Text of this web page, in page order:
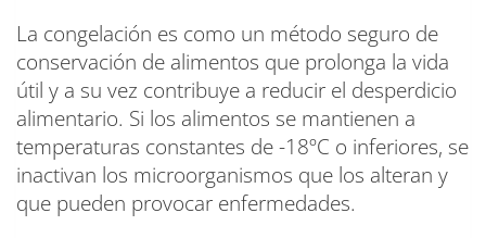
La congelación es como un método seguro de
conservación de alimentos que prolonga la vida
útil y a su vez contribuye a reducir el desperdicio
alimentario. Si los alimentos se mantienen a
temperaturas constantes de -18ºC o inferiores, se
inactivan los microorganismos que los alteran y
que pueden provocar enfermedades.